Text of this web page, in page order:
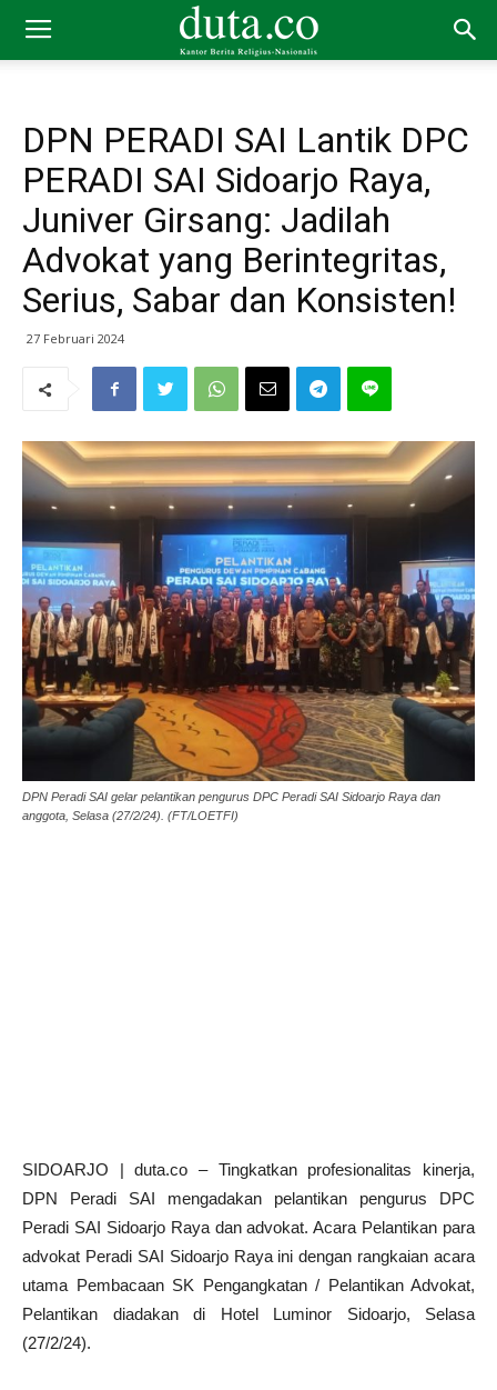
DPN PERADI SAI Lantik DPC
PERADI SAI Sidoarjo Raya,
Juniver Girsang: Jadilah
Advokat yang Berintegritas,
Serius, Sabar dan Konsisten!
27 Februari 2024
DPN Peradi SAI gelar pelantikan pengurus DPC Peradi SAI Sidoarjo Raya dan
anggota, Selasa (27/2/24). (FT/LOETFI)
SIDOARJO | duta.co – Tingkatkan profesionalitas kinerja,
DPN Peradi SAI mengadakan pelantikan pengurus DPC
Peradi SAI Sidoarjo Raya dan advokat. Acara Pelantikan para
advokat Peradi SAI Sidoarjo Raya ini dengan rangkaian acara
utama Pembacaan SK Pengangkatan / Pelantikan Advokat,
Pelantikan diadakan di Hotel Luminor Sidoarjo, Selasa
(27/2/24).